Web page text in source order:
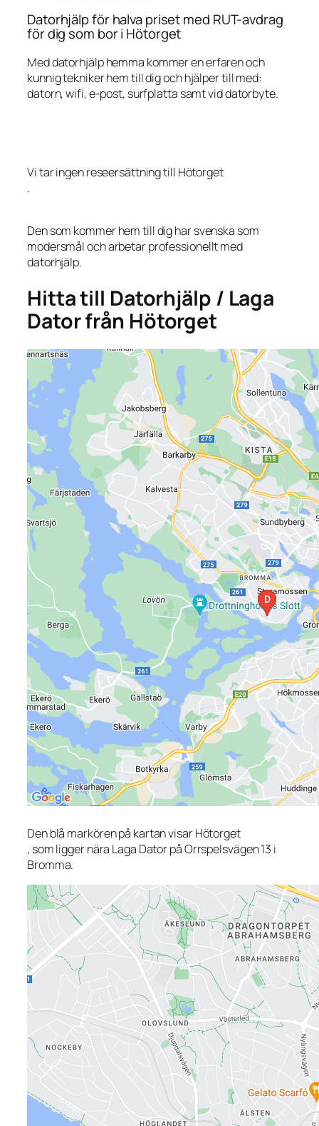
Datorhjälp för halva priset med RUT-avdrag
för dig som bor i Hötorget
Med datorhjälp hemma kommer en erfaren och
kunnig tekniker hem till dig och hjälper till med:
datorn, wifi, e-post, surfplatta samt vid datorbyte.
Vi tar ingen reseersättning till Hötorget
.
Den som kommer hem till dig har svenska som
modersmål och arbetar professionellt med
datorhjälp.
Hitta till Datorhjälp / Laga
Dator från Hötorget
Den blå markören på kartan visar Hötorget
, som ligger nära Laga Dator på Orrspelsvägen 13 i
Bromma.